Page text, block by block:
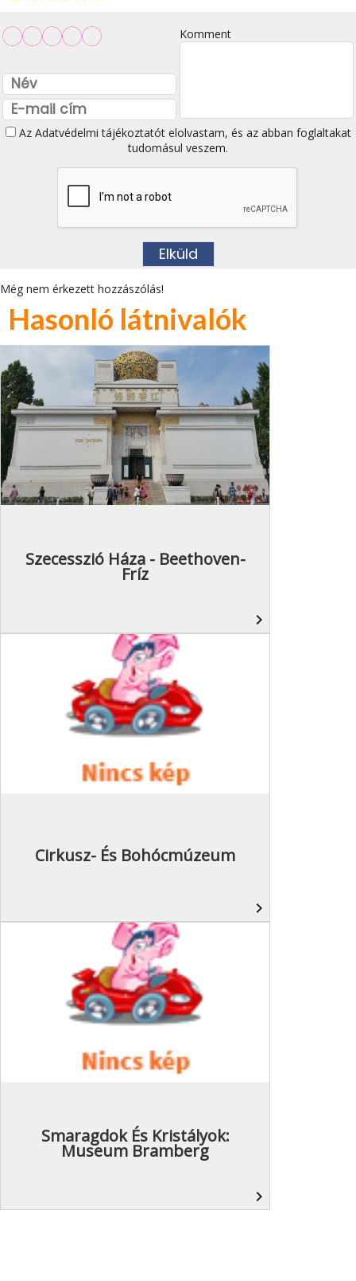
Komment
Az Adatvédelmi tájékoztatótelolvastam, és az abban foglaltakat
tudomásul veszem.
Még nem érkezett hozzászólás!
Hasonló látnivalók
Szecesszió Háza - Beethoven-
Fríz
navigate_next
Cirkusz- És Bohócmúzeum
navigate_next
Smaragdok És Kristályok:
Museum Bramberg
navigate_next